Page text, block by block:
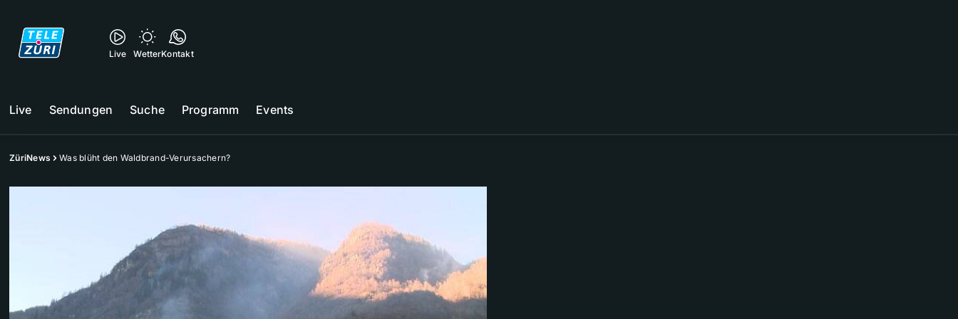
Live WetterKontakt
Live Sendungen Suche Programm Events
ZüriNews Was blüht den Waldbrand-Verursachern?